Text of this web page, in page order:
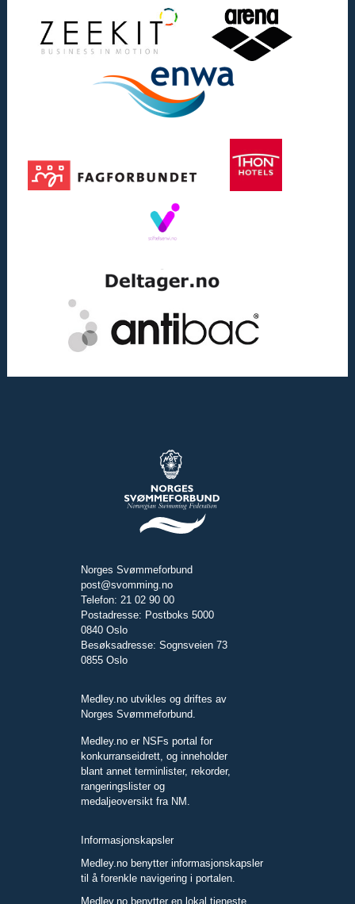
Norges Svømmeforbund
post@svomming.no
Telefon: 21 02 90 00
Postadresse: Postboks 5000
0840 Oslo
Besøksadresse: Sognsveien 73
0855 Oslo
Medley.no utvikles og driftes av
Norges Svømmeforbund.
Medley.no er NSFs portal for
konkurranseidrett, og inneholder
blant annet terminlister, rekorder,
rangeringslister og
medaljeoversikt fra NM.
Informasjonskapsler
Medley.no benytter informasjonskapsler
til å forenkle navigering i portalen.
Medley.no benytter en lokal tjeneste